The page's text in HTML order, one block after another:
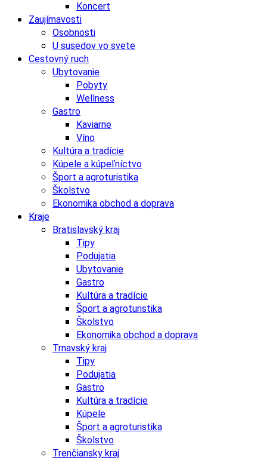
Koncert
Zaujímavosti
Osobnosti
U susedov vo svete
Cestovný ruch
Ubytovanie
Pobyty
Wellness
Gastro
Kaviarne
Víno
Kultúra a tradície
Kúpele a kúpeľníctvo
Šport a agroturistika
Školstvo
Ekonomika obchod a doprava
Kraje
Bratislavský kraj
Tipy
Podujatia
Ubytovanie
Gastro
Kultúra a tradície
Šport a agroturistika
Školstvo
Ekonomika obchod a doprava
Trnavský kraj
Tipy
Podujatia
Gastro
Kultúra a tradície
Kúpele
Šport a agroturistika
Školstvo
Trenčiansky kraj